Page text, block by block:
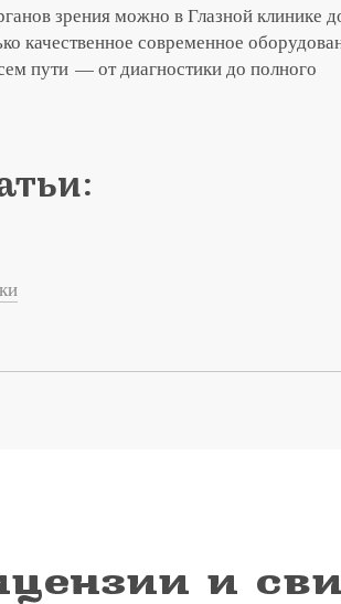
зрения можно в Глазной клинике
качественное современное
пути — от диагностики до полного
и